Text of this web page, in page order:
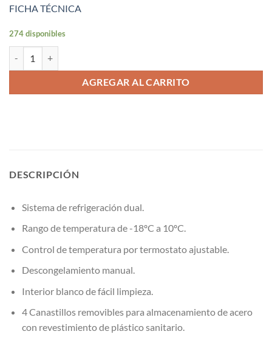
FICHA TÉCNICA
274 disponibles
AGREGAR AL CARRITO
DESCRIPCIÓN
Sistema de refrigeración dual.
Rango de temperatura de -18ºC a 10ºC.
Control de temperatura por termostato ajustable.
Descongelamiento manual.
Interior blanco de fácil limpieza.
4 Canastillos removibles para almacenamiento de acero
con revestimiento de plástico sanitario.